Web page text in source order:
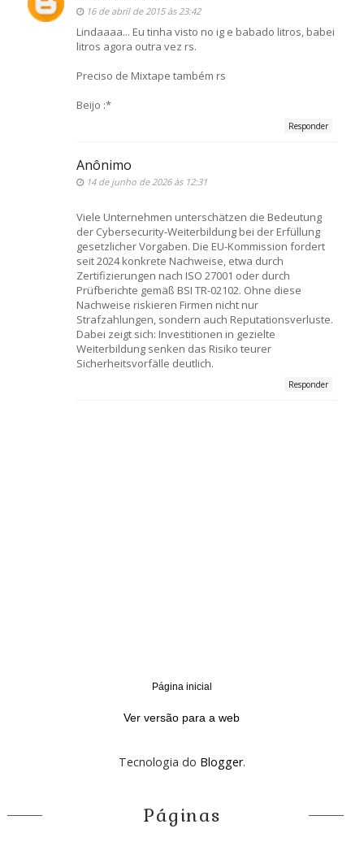
16 de abril de 2015 às 23:42
Lindaaaa... Eu tinha visto no ig e babado litros, babei
litros agora outra vez rs.
Preciso de Mixtape também rs
Beijo :*
Responder
Anônimo
14 de junho de 2026 às 12:31
Viele Unternehmen unterschätzen die Bedeutung
der Cybersecurity-Weiterbildung bei der Erfüllung
gesetzlicher Vorgaben. Die EU-Kommission fordert
seit 2024 konkrete Nachweise, etwa durch
Zertifizierungen nach ISO 27001 oder durch
Prüfberichte gemäß BSI TR-02102. Ohne diese
Nachweise riskieren Firmen nicht nur
Strafzahlungen, sondern auch Reputationsverluste.
Dabei zeigt sich: Investitionen in gezielte
Weiterbildung senken das Risiko teurer
Sicherheitsvorfälle deutlich.
Responder
Página inicial
Ver versão para a web
Tecnologia do Blogger.
Páginas